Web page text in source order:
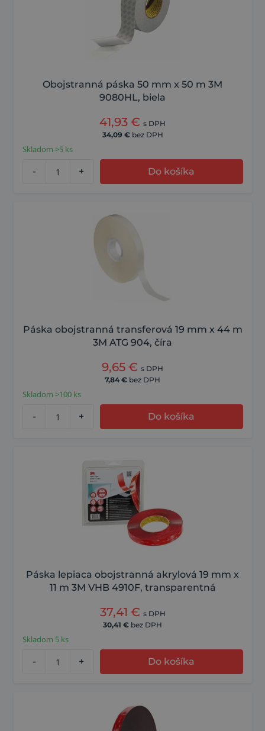
Obojstranná páska 50 mm x 50 m 3M
9080HL, biela
41,93 € s DPH
34,09 € bez DPH
Skladom >5 ks
- + Do košíka
Páska obojstranná transferová 19 mm x 44 m
3M ATG 904, číra
9,65 € s DPH
7,84 € bez DPH
Skladom >100 ks
- + Do košíka
Páska lepiaca obojstranná akrylová 19 mm x
11 m 3M VHB 4910F, transparentná
37,41 € s DPH
30,41 € bez DPH
Skladom 5 ks
- + Do košíka